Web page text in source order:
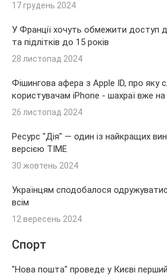
17 грудень 2024
У Франції хочуть обмежити доступ
та підлітків до 15 років
28 листопад 2024
Фішингова афера з Apple ID, про яку
користувачам iPhone - шахраї вже на
26 листопад 2024
Ресурс "Дія" — один із найкращих
версією TIME
30 жовтень 2024
Українцям сподобалося
всім
12 вересень 2024
Спорт
"Нова пошта" проведе у Києві